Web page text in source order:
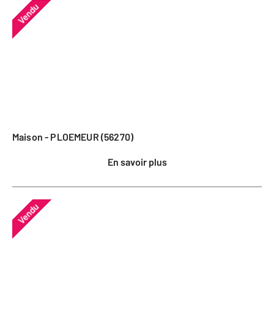
Vendu
Maison - PLOEMEUR (56270)
En savoir plus
Vendu